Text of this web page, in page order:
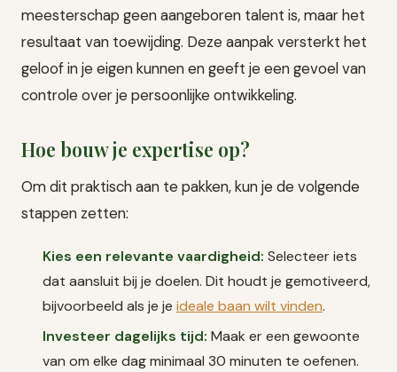
meesterschap geen aangeboren talent is, maar het
resultaat van toewijding. Deze aanpak versterkt het
geloof in je eigen kunnen en geeft je een gevoel van
controle over je persoonlijke ontwikkeling.
Hoe bouw je expertise op?
Om dit praktisch aan te pakken, kun je de volgende
stappen zetten:
Kies een relevante vaardigheid: Selecteer iets
dat aansluit bij je doelen. Dit houdt je gemotiveerd,
bijvoorbeeld als je je ideale baan wilt vinden.
Investeer dagelijks tijd: Maak er een gewoonte
van om elke dag minimaal 30 minuten te oefenen.